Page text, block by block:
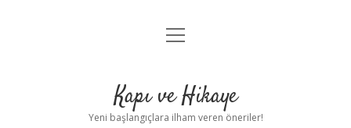
Anasayfa
Yasal Uyarı
menüyü
Kapı ve Hikaye
Yeni başlangıçlara ilham veren öneriler!